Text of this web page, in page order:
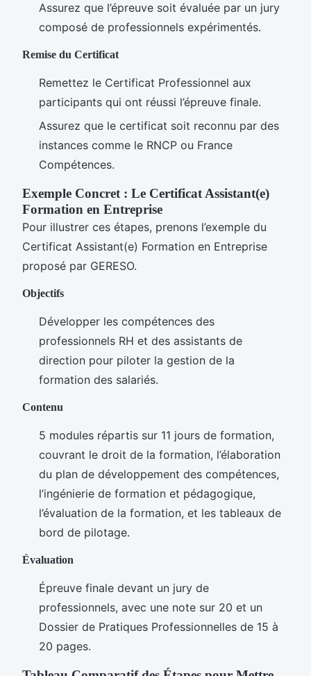
Assurez que l’épreuve soit évaluée par un jury
composé de professionnels expérimentés.
Remise du Certificat
Remettez le Certificat Professionnel aux
participants qui ont réussi l’épreuve finale.
Assurez que le certificat soit reconnu par des
instances comme le RNCP ou France
Compétences.
Exemple Concret : Le Certificat Assistant(e)
Formation en Entreprise
Pour illustrer ces étapes, prenons l’exemple du
Certificat Assistant(e) Formation en Entreprise
proposé par GERESO.
Objectifs
Développer les compétences des
professionnels RH et des assistants de
direction pour piloter la gestion de la
formation des salariés.
Contenu
5 modules répartis sur 11 jours de formation,
couvrant le droit de la formation, l’élaboration
du plan de développement des compétences,
l’ingénierie de formation et pédagogique,
l’évaluation de la formation, et les tableaux de
bord de pilotage.
Évaluation
Épreuve finale devant un jury de
professionnels, avec une note sur 20 et un
Dossier de Pratiques Professionnelles de 15 à
20 pages.